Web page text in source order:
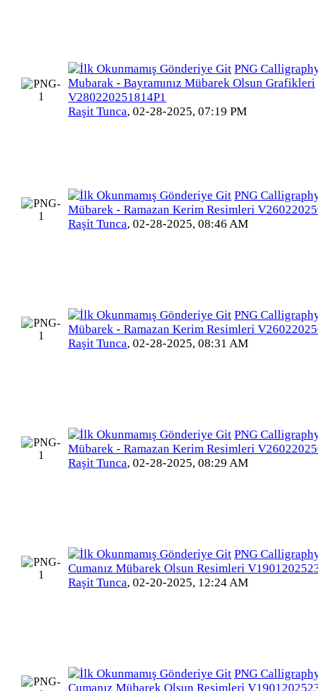
PNG
Mubarak - Bayramınız Mübarek Olsun Grafikleri
V280220251814P1
Raşit Tunca, 02-28-2025, 07:19 PM
PNG
Mübarek - Ramazan Kerim Resimleri
Raşit Tunca, 02-28-2025, 08:46 AM
PNG
Mübarek - Ramazan Kerim Resimleri
Raşit Tunca, 02-28-2025, 08:31 AM
PNG
Mübarek - Ramazan Kerim Resimleri
Raşit Tunca, 02-28-2025, 08:29 AM
PNG
Cumanız Mübarek Olsun Resimleri
Raşit Tunca, 02-20-2025, 12:24 AM
PNG
Cumanız Mübarek Olsun Resimleri